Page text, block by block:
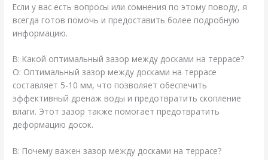
Если у вас есть вопросы или сомнения по этому поводу, я
всегда готов помочь и предоставить более подробную
информацию.
В: Какой оптимальный зазор между досками на террасе?
О: Оптимальный зазор между досками на террасе
составляет 5-10 мм, что позволяет обеспечить
эффективный дренаж воды и предотвратить скопление
влаги. Этот зазор также помогает предотвратить
деформацию досок.
В: Почему важен зазор между досками на террасе?